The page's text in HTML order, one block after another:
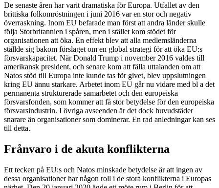
De senaste åren har varit dramatiska för Europa. Utfallet av den
brittiska folkomröstningen i juni 2016 var en stor och negativ
överraskning. Inom EU befarade man först att andra länder skulle
följa Storbritannien i spåren, men i stället kom stödet för
organisationen att öka. En effekt blev att alla medlemsländerna
ställde sig bakom förslaget om en global strategi för att öka EU:s
försvarskapacitet. När Donald Trump i november 2016 valdes till
amerikansk president, och senare kom att fälla uttalanden om att
Natos stöd till Europa inte kunde tas för givet, blev uppslutningen
kring EU ännu starkare. Arbetet inom EU går nu vidare med bl a det
permanenta strukturerade samarbetet och den europeiska
försvarsfonden, som kommer att få stor betydelse för den europeiska
försvarsindustrin. I övriga avseenden är det dock huvudstäder
snarare än organisationer som dominerar. En rad anledningar kan ses
till detta.
Frånvaro i de akuta konflikterna
Ett tecken på EU:s och Natos minskade betydelse är att ingen av
dessa organisationer har någon roll i de stora konflikterna i Europas